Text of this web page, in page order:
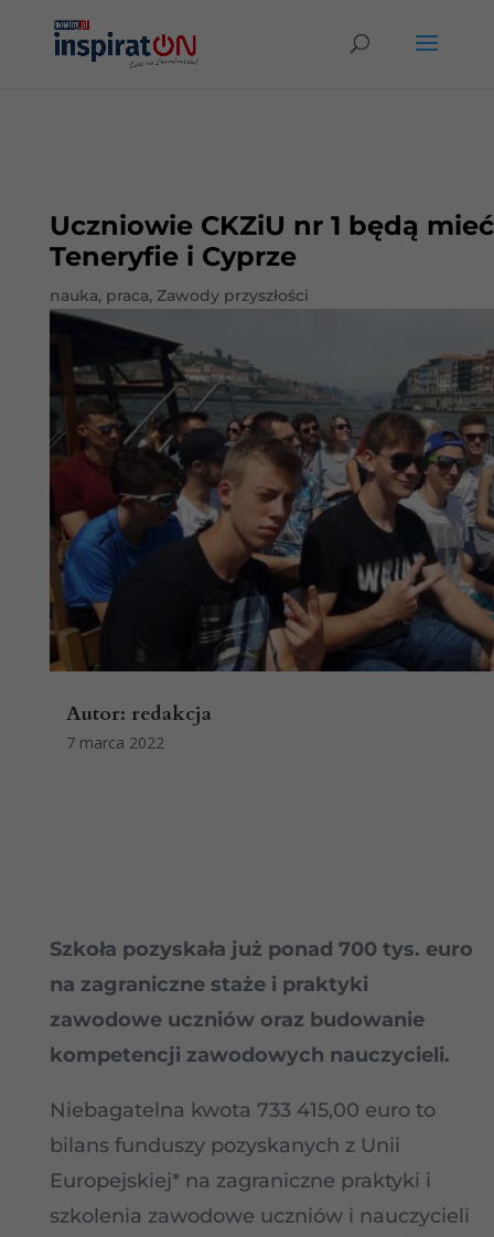
Uczniowie CKZiU nr 1 będą
Teneryfie i Cyprze
nauka, praca, Zawody przyszłości
Autor: redakcja
7 marca 2022
Szkoła pozyskała już ponad 700 tys. euro
na zagraniczne staże i praktyki
zawodowe uczniów oraz budowanie
kompetencji zawodowych nauczycieli.
Niebagatelna kwota 733 415,00 euro to
bilans funduszy pozyskanych z Unii
Europejskiej* na zagraniczne praktyki i
szkolenia zawodowe uczniów i nauczycieli